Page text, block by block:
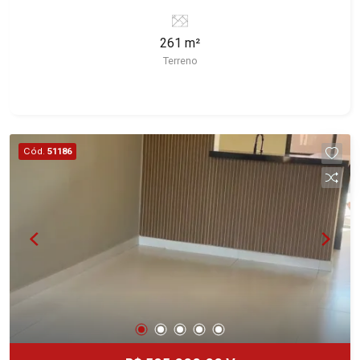
deste imóvel que a Martinelli Imobiliária
selecionou para você: - 261m² de área terreno -
terrenos residenciais e comerciais nos bairros
mais desejados da Zona Sul, reconhecidos por
sua segurança, infraestrutura e qualidade de vida
prestígio da região, como: Alto da Boa Vista,
Jardim Botânico, Jardim Olhos D`Água, Vila do
Golfe, City Ribeirão, Jardim Canadá, Guaporé,
Ilhas do Sul, Jardim Nova Aliança, Boulevard,
Quinta da Primavera, Bonfim Paulista, Vila Seixas,
Jardim Paulista, Jardim Paulistano, Lagoinha,
261 m²
Terreno
Cód. 51186